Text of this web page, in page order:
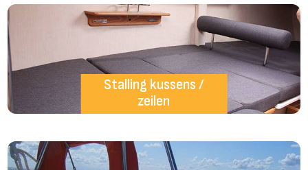
Stalling kussens /
zeilen